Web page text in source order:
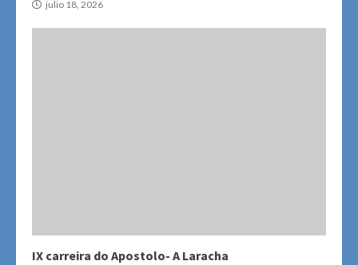
julio 18, 2026
IX carreira do Apostolo- A Laracha